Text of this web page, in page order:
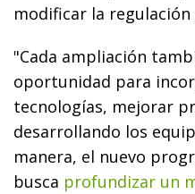
modificar la regulación
"Cada ampliación
oportunidad para
tecnologías, mejorar
desarrollando los
manera, el nuevo
busca profundizar un